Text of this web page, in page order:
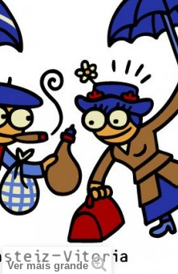
Ver máis grande